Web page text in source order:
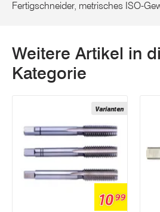
Fertigschneider, metrisches ISO-
Weitere Artikel in
Kategorie
Varianten
1099